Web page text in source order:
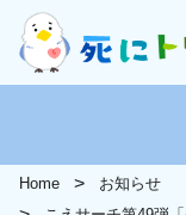
Home
お知らせ